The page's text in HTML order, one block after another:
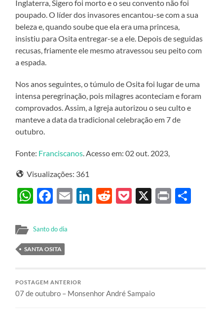
Inglaterra, Sigero foi morto e o seu convento não foi
poupado. O líder dos invasores encantou-se com a sua
beleza e, quando soube que ela era uma princesa,
insistiu para Osita entregar-se a ele. Depois de seguidas
recusas, friamente ele mesmo atravessou seu peito com
a espada.
Nos anos seguintes, o túmulo de Osita foi lugar de uma
intensa peregrinação, pois milagres aconteciam e foram
comprovados. Assim, a Igreja autorizou o seu culto e
manteve a data da tradicional celebração em 7 de
outubro.
Fonte: Franciscanos . Acesso em: 02 out. 2023,
Visualizações: 361
WhatsApp
Facebook
EmailLinkedIn
Reddit
Pocket
X Print
Santo do dia
SANTA OSITA
POSTAGEM ANTERIOR
07 de outubro – Monsenhor André Sampaio